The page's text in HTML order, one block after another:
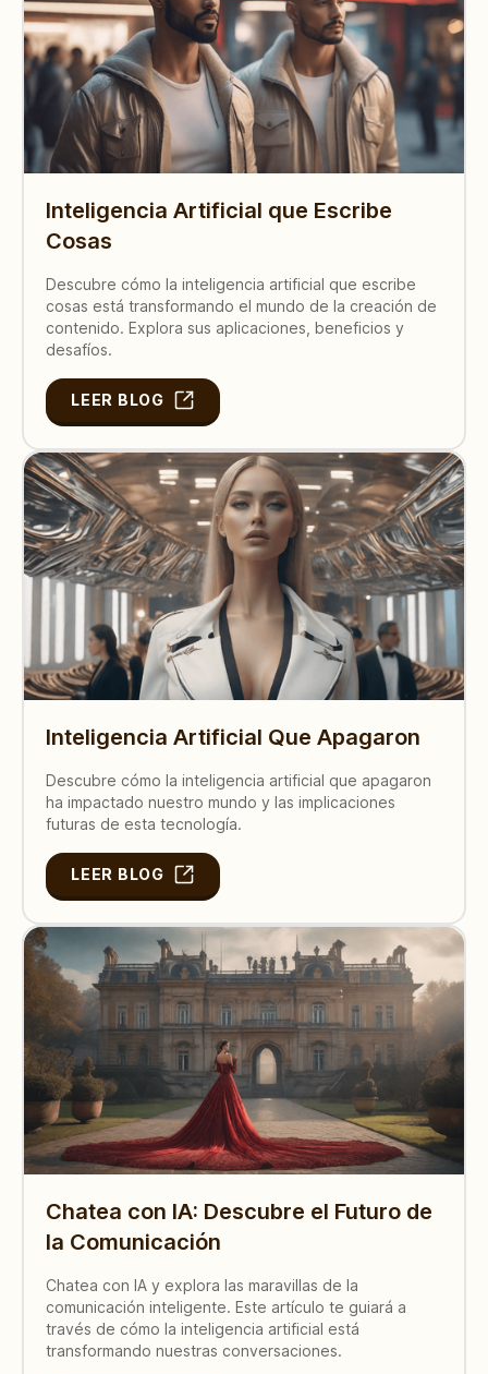
Inteligencia Artificial que Escribe
Cosas
Descubre cómo la inteligencia artificial que escribe
cosas está transformando el mundo de la creación de
contenido. Explora sus aplicaciones, beneficios y
desafíos.
LEER BLOG
Inteligencia Artificial Que Apagaron
Descubre cómo la inteligencia artificial que apagaron
ha impactado nuestro mundo y las implicaciones
futuras de esta tecnología.
LEER BLOG
Chatea con IA: Descubre el Futuro de
la Comunicación
Chatea con IA y explora las maravillas de la
comunicación inteligente. Este artículo te guiará a
través de cómo la inteligencia artificial está
transformando nuestras conversaciones.